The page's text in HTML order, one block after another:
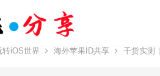
iOS世界 海外苹果ID共享 干货实测